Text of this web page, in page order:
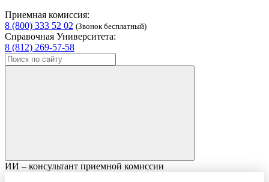
Приемная комиссия:
8 (800) 333 52 02 (Звонок бесплатный)
Справочная Университета:
8 (812) 269-57-58
ИИ – консультант приемной комиссии